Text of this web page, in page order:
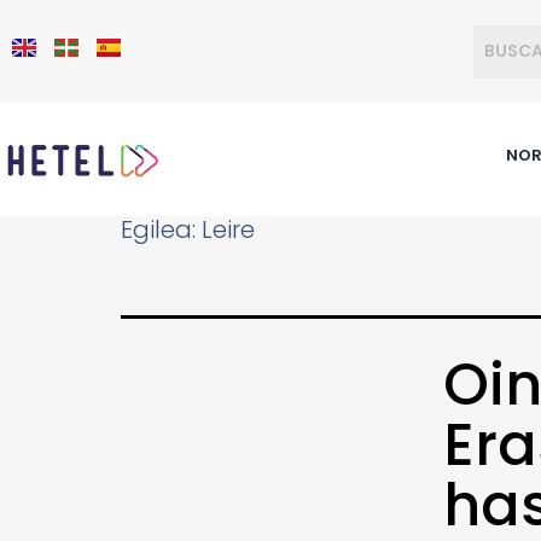
Egilea: Leire